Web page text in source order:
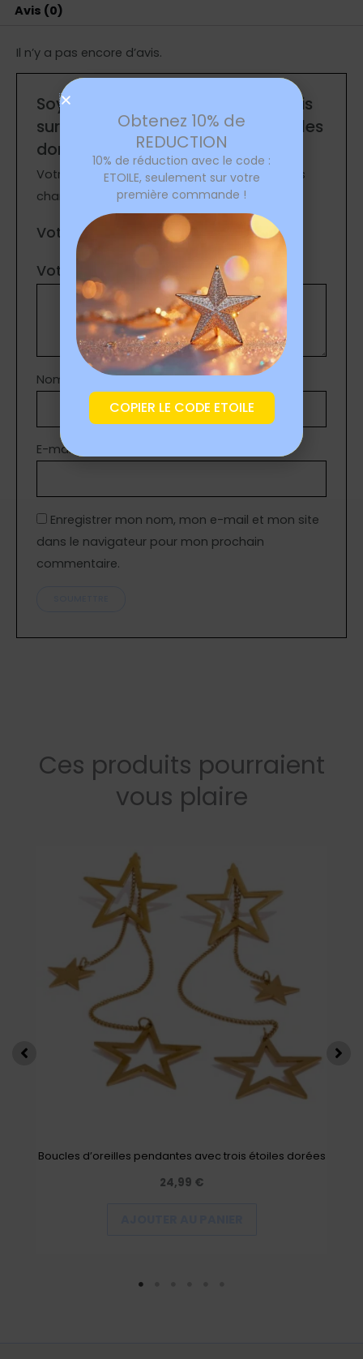
Avis (0)
Il n’y a pas encore d’avis.
Soyez le premier à laisser votre avis
sur “Boucles d’oreilles étoiles créoles
dorées”
Votre adresse e-mail ne sera pas publiée.
Les
champs obligatoires sont indiqués avec
Votre note
Votre avis
Nom
E-mail
Enregistrer mon nom, mon e-mail et mon site
dans le navigateur pour mon prochain
commentaire.
Ces produits pourraient
vous plaire
Boucles d’oreilles pendantes avec trois étoiles dorées
24,99 €
Obtenez 10% de
REDUCTION
10% de réduction avec le code :
ETOILE, seulement sur votre
première commande !
COPIER LE CODE ETOILE